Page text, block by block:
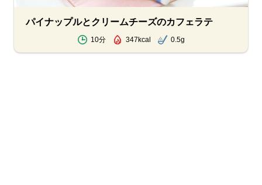
パイナップルとクリームチーズのカフェラテ
10分 347kcal 0.5g